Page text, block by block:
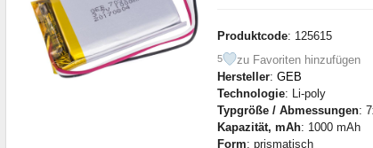
Produktcode: 125615
5
zu Favoriten hinzufügen
Hersteller: GEB
Technologie: Li-poly
Typgröße / Abmessungen:
Kapazität, mAh: 1000 mAh
Form: prismatisch